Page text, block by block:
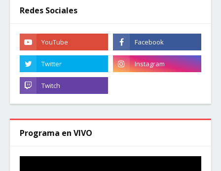
Redes Sociales
Programa en VIVO